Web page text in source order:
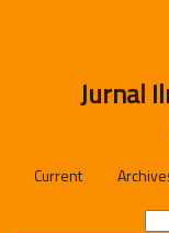
Jurnal
Current